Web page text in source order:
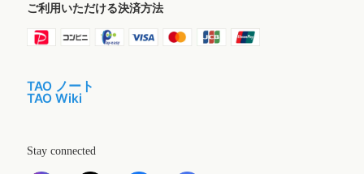
ご利用いただける決済方法
TAO ノート
TAO Wiki
Stay connected